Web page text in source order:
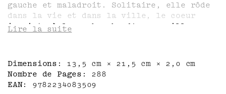
gauche et maladroit. Solitaire, elle rôde
dans la vie et dans la ville, le coeur
inquiet, à la recherche d'une oreille
toujours. Elle ne sera plus enfermée dans
cette cuisine aux odeurs aigres, plongée
dans cette chaleur suffocante, à attendre
Lire la suite
Dimensions
13,5 cm × 21,5 cm × 2,0 cm
Nombre de Pages
288
EAN
9782234083509